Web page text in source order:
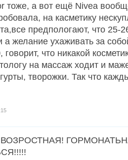
тоже, а вот ещё Nivea
на касметику
предпологают, что 25-
а желание ухаживать за
что никакой
на массаж ходит и
творожки. Так что